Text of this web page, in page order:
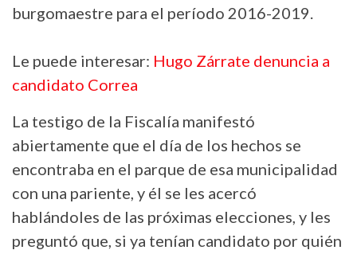
burgomaestre para el período 2016-2019.
Le puede interesar: Hugo Zárrate denuncia a
candidato Correa
La testigo de la Fiscalía manifestó
abiertamente que el día de los hechos se
encontraba en el parque de esa municipalidad
con una pariente, y él se les acercó
hablándoles de las próximas elecciones, y les
preguntó que, si ya tenían candidato por quién